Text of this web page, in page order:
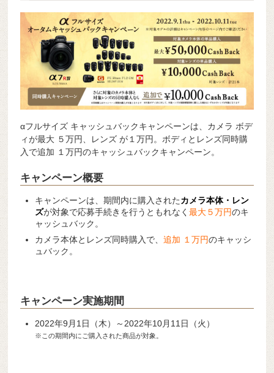
αフルサイズ キャッシュバックキャンペーンは、カメラ ボデ
ィが最大 ５万円、レンズ が１万円。ボディとレンズ同時購
入で追加 １万円のキャッシュバックキャンペーン。
キャンペーン概要
キャンペーンは、期間内に購入されたカメラ本体・レン
ズが対象で応募手続きを行うともれなく最大５万円のキ
ャッシュバック。
カメラ本体とレンズ同時購入で、追加 １万円のキャッシ
ュバック。
キャンペーン実施期間
2022年9月1日（木）～2022年10月11日（火）
※この期間内にご購入された商品が対象。